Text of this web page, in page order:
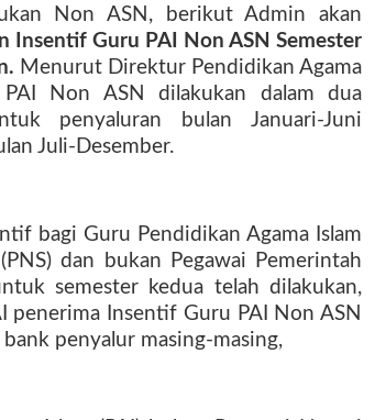
Non ASN, berikut Admin akan
Insentif Guru PAI Non ASN Semester
Menurut Direktur Pendidikan Agama
Non ASN dilakukan dalam dua
penyaluran bulan Januari-Juni
Juli-Desember.
bagi Guru Pendidikan Agama Islam
dan bukan Pegawai Pemerintah
semester kedua telah dilakukan,
penerima Insentif Guru PAI Non ASN
penyalur masing-masing,